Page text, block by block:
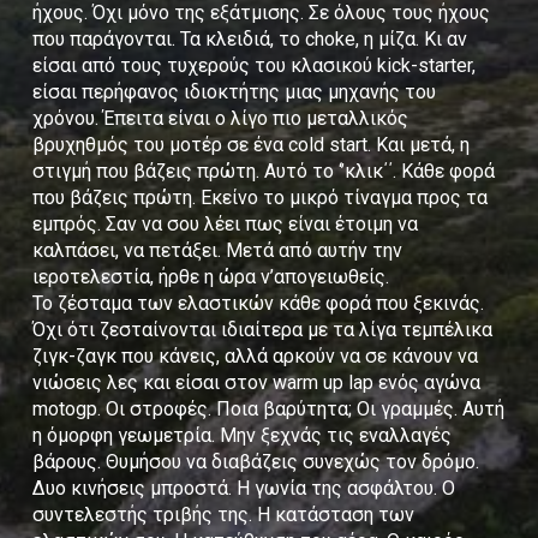
ήχους. Όχι μόνο της εξάτμισης. Σε όλους τους ήχους
που παράγονται. Τα κλειδιά, το choke, η μίζα. Κι αν
είσαι από τους τυχερούς του κλασικού kick-starter,
είσαι περήφανος ιδιοκτήτης μιας μηχανής του
χρόνου. Έπειτα είναι ο λίγο πιο μεταλλικός
βρυχηθμός του μοτέρ σε ένα cold start. Και μετά, η
στιγμή που βάζεις πρώτη. Αυτό το ‘’κλικ΄΄. Κάθε φορά
που βάζεις πρώτη. Εκείνο το μικρό τίναγμα προς τα
εμπρός. Σαν να σου λέει πως είναι έτοιμη να
καλπάσει, να πετάξει. Μετά από αυτήν την
ιεροτελεστία, ήρθε η ώρα ν’απογειωθείς.
Το ζέσταμα των ελαστικών κάθε φορά που ξεκινάς.
Όχι ότι ζεσταίνονται ιδιαίτερα με τα λίγα τεμπέλικα
ζιγκ-ζαγκ που κάνεις, αλλά αρκούν να σε κάνουν να
νιώσεις λες και είσαι στον warm up lap ενός αγώνα
motogp. Οι στροφές. Ποια βαρύτητα; Οι γραμμές. Αυτή
η όμορφη γεωμετρία. Μην ξεχνάς τις εναλλαγές
βάρους. Θυμήσου να διαβάζεις συνεχώς τον δρόμο.
Δυο κινήσεις μπροστά. Η γωνία της ασφάλτου. Ο
συντελεστής τριβής της. Η κατάσταση των